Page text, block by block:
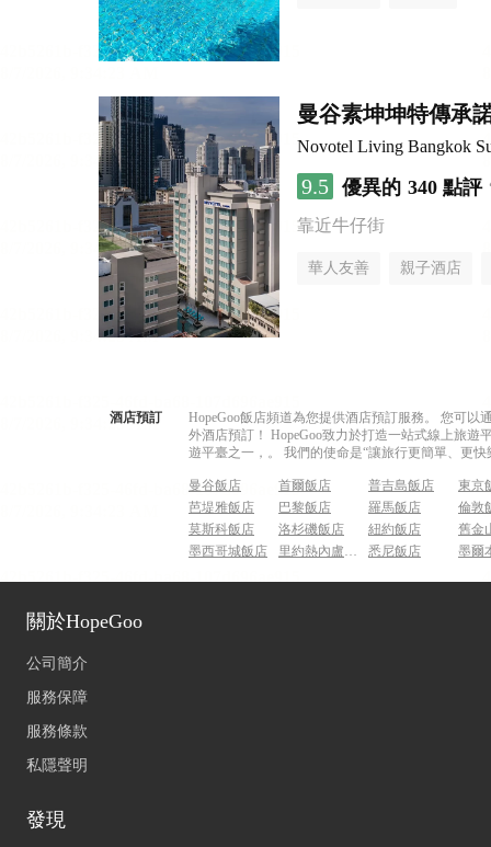
曼谷素坤坤特傳承
Novotel Living Bangkok
9.5 優異的 340 點評
靠近牛仔街
華人友善 親子酒店
酒店預訂
HopeGoo飯店頻道為您提供酒店預訂服務。 您可
外酒店預訂！ HopeGoo致力於打造一站式線上旅
遊平臺之一，。 我們的使命是“讓旅行更簡單、更
曼谷飯店 首爾飯店 普吉島飯店
東京
芭堤雅飯店
巴黎飯店 羅馬飯店
倫敦
莫斯科飯店
洛杉磯飯店 紐約飯店
舊金
墨西哥城飯店
里約熱內盧飯店 悉尼飯店 墨爾
關於HopeGoo
公司簡介
服務保障
服務條款
私隱聲明
發現